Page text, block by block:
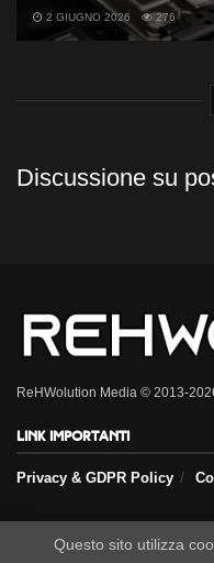
2 GIUGNO 2026 276
Discussione su
ReHWolution Media © 2013-
Link importanti
Privacy & GDPR Policy
Seguici sui nostri social
Questo sito utilizza